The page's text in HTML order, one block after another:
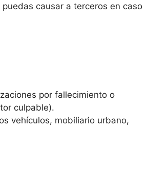
causar a terceros en caso
por fallecimiento o
culpable).
vehículos, mobiliario urbano,